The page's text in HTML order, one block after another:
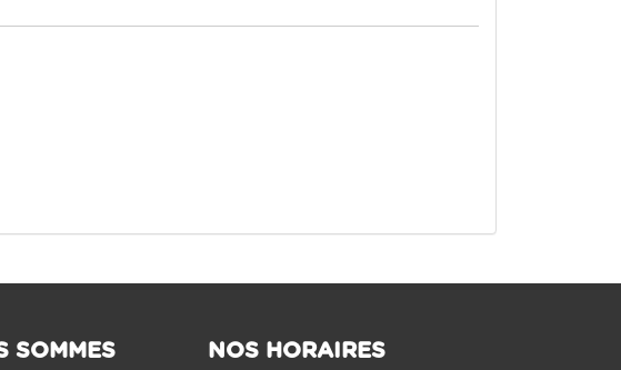
SOMMES NOS HORAIRES